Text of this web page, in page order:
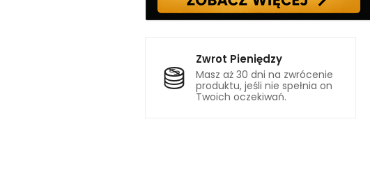
Zwrot Pieniędzy
Masz aż 30 dni na zwrócenie
produktu, jeśli nie spełnia on
Twoich oczekiwań.